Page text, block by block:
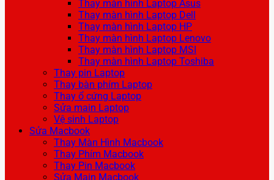
Thay màn hình Laptop Asus
Thay màn hình Laptop Dell
Thay màn hình Laptop HP
Thay màn hình Laptop Lenovo
Thay màn hình Laptop MSI
Thay màn hình Laptop Toshiba
Thay pin Laptop
Thay bàn phím Laptop
Thay ổ cứng Laptop
Sửa main Laptop
Vệ sinh Laptop
Sửa Macbook
Thay Màn Hình Macbook
Thay Phím Macbook
Thay Pin Macbook
Sửa Main Macbook